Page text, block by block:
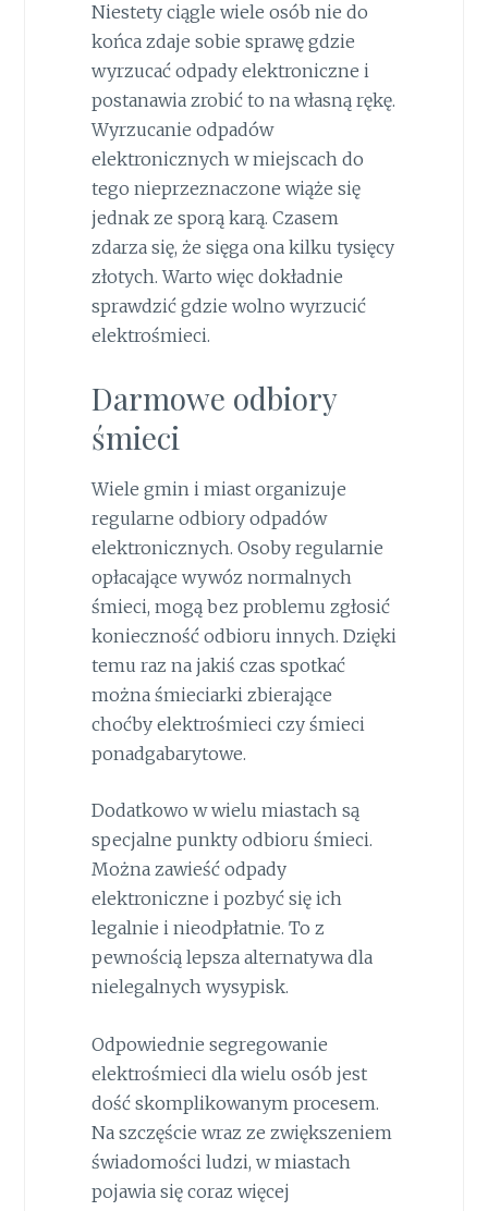
Niestety ciągle wiele osób nie do
końca zdaje sobie sprawę gdzie
wyrzucać odpady elektroniczne i
postanawia zrobić to na własną rękę.
Wyrzucanie odpadów
elektronicznych w miejscach do
tego nieprzeznaczone wiąże się
jednak ze sporą karą. Czasem
zdarza się, że sięga ona kilku tysięcy
złotych. Warto więc dokładnie
sprawdzić gdzie wolno wyrzucić
elektrośmieci.
Darmowe odbiory
śmieci
Wiele gmin i miast organizuje
regularne odbiory odpadów
elektronicznych. Osoby regularnie
opłacające wywóz normalnych
śmieci, mogą bez problemu zgłosić
konieczność odbioru innych. Dzięki
temu raz na jakiś czas spotkać
można śmieciarki zbierające
choćby elektrośmieci czy śmieci
ponadgabarytowe.
Dodatkowo w wielu miastach są
specjalne punkty odbioru śmieci.
Można zawieść odpady
elektroniczne i pozbyć się ich
legalnie i nieodpłatnie. To z
pewnością lepsza alternatywa dla
nielegalnych wysypisk.
Odpowiednie segregowanie
elektrośmieci dla wielu osób jest
dość skomplikowanym procesem.
Na szczęście wraz ze zwiększeniem
świadomości ludzi, w miastach
pojawia się coraz więcej